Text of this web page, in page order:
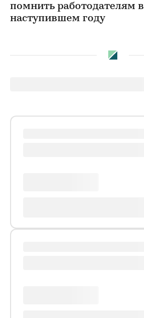
помнить работодателям в
наступившем году